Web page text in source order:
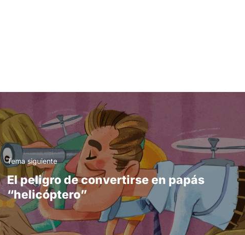
Tema siguiente
El peligro de convertirse en papás
“helicóptero”